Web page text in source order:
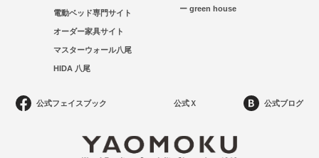
電動ベッド専門サイト
オーダー家具サイト
マスターウォール八尾
HIDA 八尾
ー green house
公式フェイスブック 公式Ｘ 公式ブログ